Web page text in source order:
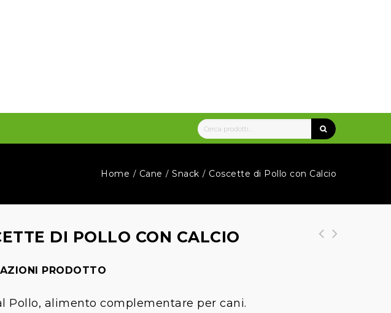
Home / Cane / Snack / Coscette di Pollo con Calcio
DI POLLO CON CALCIO
PRODOTTO
Pollo, alimento complementare per cani.